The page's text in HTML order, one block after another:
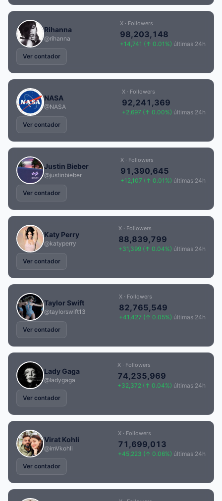
Rihanna
@rihanna
X · Followers
98,203,148
+14,741 (↑ 0.01%) últimas 24h
Ver contador
NASA
@NASA
X · Followers
92,241,369
+2,697 (↑ 0.00%) últimas 24h
Ver contador
Justin Bieber
@justinbieber
X · Followers
91,390,645
+12,107 (↑ 0.01%) últimas 24h
Ver contador
Katy Perry
@katyperry
X · Followers
88,839,799
+31,399 (↑ 0.04%) últimas 24h
Ver contador
Taylor Swift
@taylorswift13
X · Followers
82,765,549
+41,427 (↑ 0.05%) últimas 24h
Ver contador
Lady Gaga
@ladygaga
X · Followers
74,235,969
+32,372 (↑ 0.04%) últimas 24h
Ver contador
Virat Kohli
@imVkohli
X · Followers
71,699,013
+45,223 (↑ 0.06%) últimas 24h
Ver contador